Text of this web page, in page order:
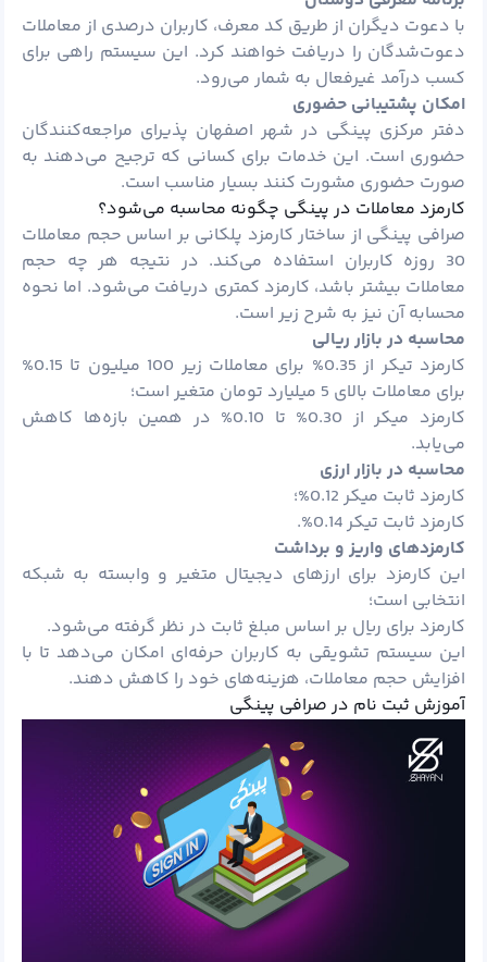
با دعوت دیگران از طریق کد معرف، کاربران درصدی از معاملات
دعوت‌شدگان را دریافت خواهند کرد. این سیستم راهی برای
کسب درآمد غیرفعال به شمار می‌رود.
امکان پشتیبانی حضوری
دفتر مرکزی پینگی در شهر اصفهان پذیرای مراجعه‌کنندگان
حضوری است. این خدمات برای کسانی که ترجیح می‌دهند به
صورت حضوری مشورت کنند بسیار مناسب است.
کارمزد معاملات در پینگی چگونه محاسبه می‌شود؟
صرافی پینگی از ساختار کارمزد پلکانی بر اساس حجم معاملات
30 روزه کاربران استفاده می‌کند. در نتیجه هر چه حجم
معاملات بیشتر باشد، کارمزد کمتری دریافت می‌شود. اما نحوه
محسابه آن نیز به شرح زیر است.
محاسبه در بازار ریالی
کارمزد تیکر از 0.35% برای معاملات زیر 100 میلیون تا 0.15%
برای معاملات بالای 5 میلیارد تومان متغیر است؛
کارمزد میکر از 0.30% تا 0.10% در همین بازه‌ها کاهش
می‌یابد.
محاسبه در بازار ارزی
کارمزد ثابت میکر 0.12%؛
کارمزد ثابت تیکر 0.14%.
کارمزدهای واریز و برداشت
این کارمزد برای ارزهای دیجیتال متغیر و وابسته به شبکه
انتخابی است؛
کارمزد برای ریال بر اساس مبلغ ثابت در نظر گرفته می‌شود.
این سیستم تشویقی به کاربران حرفه‌ای امکان می‌دهد تا با
افزایش حجم معاملات، هزینه‌های خود را کاهش دهند.
آموزش ثبت نام در صرافی پینگی